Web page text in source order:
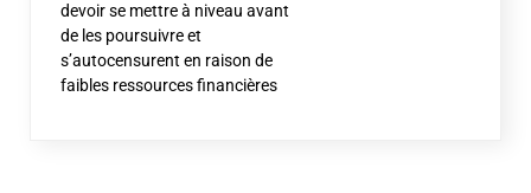
devoir se mettre à niveau avant
de les poursuivre et
s’autocensurent en raison de
faibles ressources financières